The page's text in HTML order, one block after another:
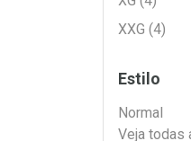
XXG (4)
Estilo
Normal
Veja todas